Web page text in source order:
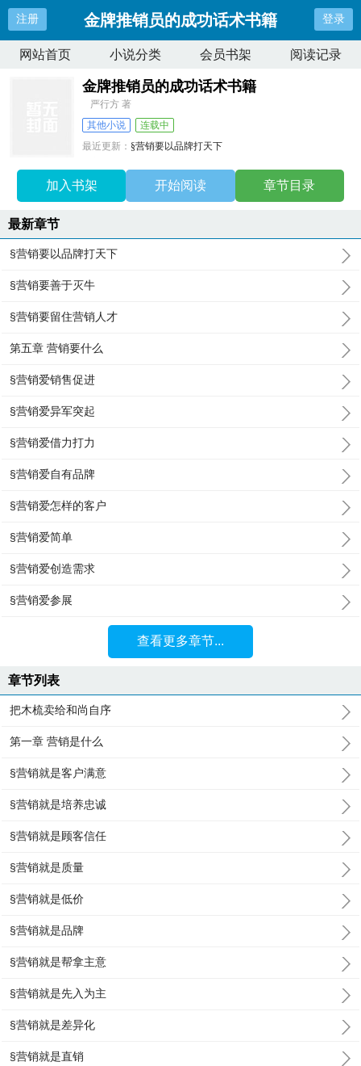
注册 金牌推销员的成功话术书籍 登录
网站首页 小说分类 会员书架 阅读记录
金牌推销员的成功话术书籍
严行方 著
其他小说
连载中
最近更新： §营销要以品牌打天下
加入书架 开始阅读 章节目录
最新章节
§营销要以品牌打天下
§营销要善于灭牛
§营销要留住营销人才
第五章 营销要什么
§营销爱销售促进
§营销爱异军突起
§营销爱借力打力
§营销爱自有品牌
§营销爱怎样的客户
§营销爱简单
§营销爱创造需求
§营销爱参展
查看更多章节...
章节列表
把木梳卖给和尚自序
第一章 营销是什么
§营销就是客户满意
§营销就是培养忠诚
§营销就是顾客信任
§营销就是质量
§营销就是低价
§营销就是品牌
§营销就是帮拿主意
§营销就是先入为主
§营销就是差异化
§营销就是直销